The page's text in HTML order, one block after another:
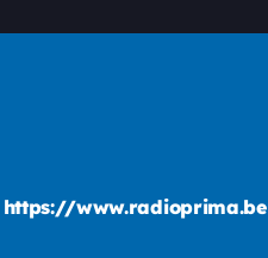
https://www.radioprima.be